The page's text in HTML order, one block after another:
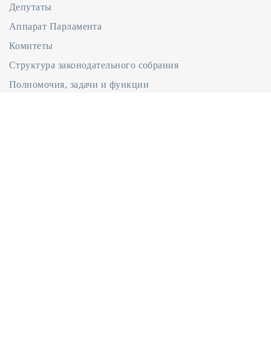
Депутаты
Аппарат Парламента
Комитеты
Структура законодательного собрания
Полномочия, задачи и функции